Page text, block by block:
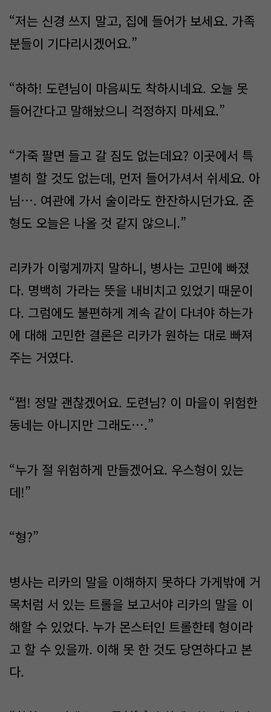
“저는 신경 쓰지 말고, 집에 들어가 보세요. 가족
분들이 기다리시겠어요.”
“하하! 도련님이 마음씨도 착하시네요. 오늘 못
들어간다고 말해놨으니 걱정하지 마세요.”
“가죽 팔면 들고 갈 짐도 없는데요? 이곳에서 특
별히 할 것도 없는데, 먼저 들어가셔서 쉬세요. 아
님…. 여관에 가서 술이라도 한잔하시던가요. 준
형도 오늘은 나올 것 같지 않으니.”
리카가 이렇게까지 말하니, 병사는 고민에 빠졌
다. 명백히 가라는 뜻을 내비치고 있었기 때문이
다. 그럼에도 불편하게 계속 같이 다녀야 하는가
에 대해 고민한 결론은 리카가 원하는 대로 빠져
주는 거였다.
“쩝! 정말 괜찮겠어요. 도련님? 이 마을이 위험한
동네는 아니지만 그래도….”
“누가 절 위험하게 만들겠어요. 우스형이 있는
데!”
“형?”
병사는 리카의 말을 이해하지 못하다 가게밖에 거
목처럼 서 있는 트롤을 보고서야 리카의 말을 이
해할 수 있었다. 누가 몬스터인 트롤한테 형이라
고 할 수 있을까. 이해 못 한 것도 당연하다고 본
다.